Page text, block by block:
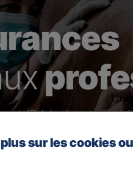
spécificités de votre
des moyens de
expertise et
sur les cookies